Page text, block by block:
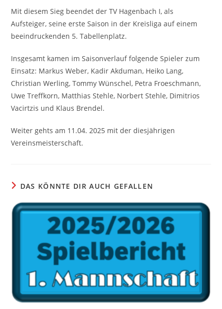
Mit diesem Sieg beendet der TV Hagenbach I, als
Aufsteiger, seine erste Saison in der Kreisliga auf einem
beeindruckenden 5. Tabellenplatz.
Insgesamt kamen im Saisonverlauf folgende Spieler zum
Einsatz: Markus Weber, Kadir Akduman, Heiko Lang,
Christian Werling, Tommy Wünschel, Petra Froeschmann,
Uwe Treffkorn, Matthias Stehle, Norbert Stehle, Dimitrios
Vacirtzis und Klaus Brendel.
Weiter gehts am 11.04. 2025 mit der diesjährigen
Vereinsmeisterschaft.
DAS KÖNNTE DIR AUCH GEFALLEN